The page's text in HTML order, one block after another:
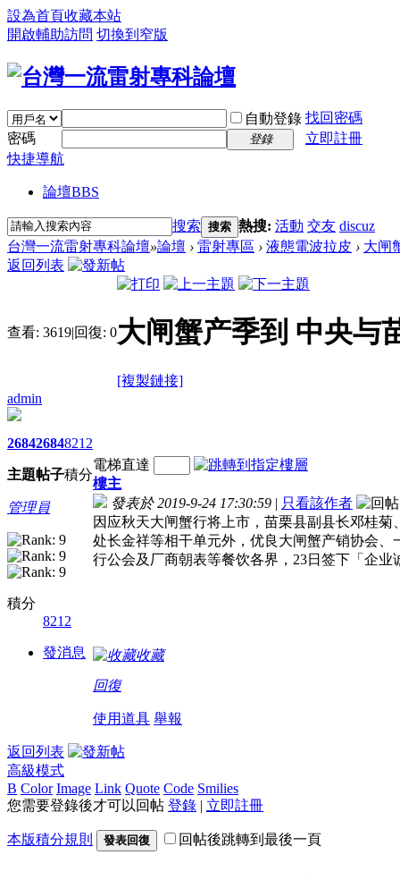
設為首頁收藏本站
開啟輔助訪問 切換到窄版
自動登錄 找回密碼
密碼
登錄
立即註冊
快捷導航
論壇BBS
搜索 搜索 熱搜: 活動 交友 discuz
台灣一流雷射專科論壇»論壇 › 雷射專區 › 液態電波拉皮 › 大闸
返回列表
查看: 3619|回復: 0大闸蟹产季到 中央与
[複製鏈接]
admin
2684
主題
2684
帖子
8212
積分
管理員
積分
8212
發消息
電梯直達
樓主
發表於 2019-9-24 17:30:59 | 只看該作者
因应秋天大闸蟹行将上市，苗栗县副县长邓桂
处长金祥等相干单元外，优良大闸蟹产销协会、
行公会及厂商朝表等餐饮各界，23日签下「企业
收藏
回復
使用道具 舉報
返回列表
高級模式
B Color Image Link Quote Code Smilies
您需要登錄後才可以回帖 登錄 | 立即註冊
本版積分規則 發表回復 回帖後跳轉到最後一頁